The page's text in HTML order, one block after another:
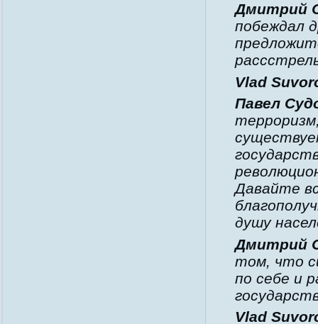
Дмитрий
побеждал
Vlad
Павел
Давайте
душу
Дмитрий
том, что
по себе и
Vlad